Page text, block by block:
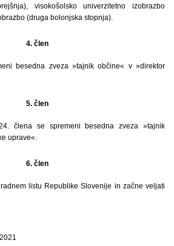
visokošolsko univerzitetno izobrazbo
(druga bolonjska stopnja).
4. člen
besedna zveza »tajnik občine« v »direktor
5. člen
člena se spremeni besedna zveza »tajnik
uprave«.
6. člen
listu Republike Slovenije in začne veljati